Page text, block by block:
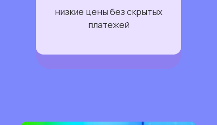
низкие цены без скрытых
платежей